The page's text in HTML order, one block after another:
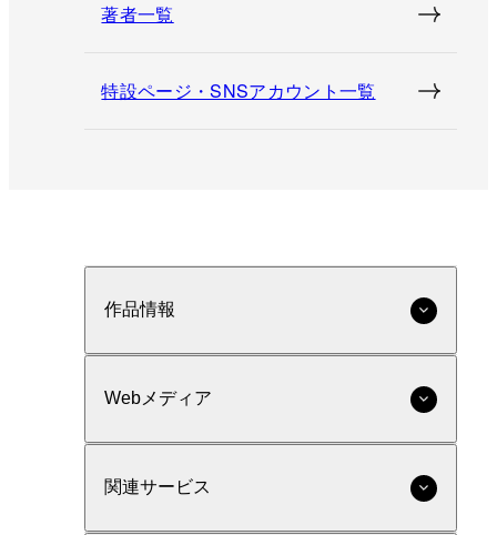
著者一覧
特設ページ・SNSアカウント一覧
作品情報
Webメディア
関連サービス